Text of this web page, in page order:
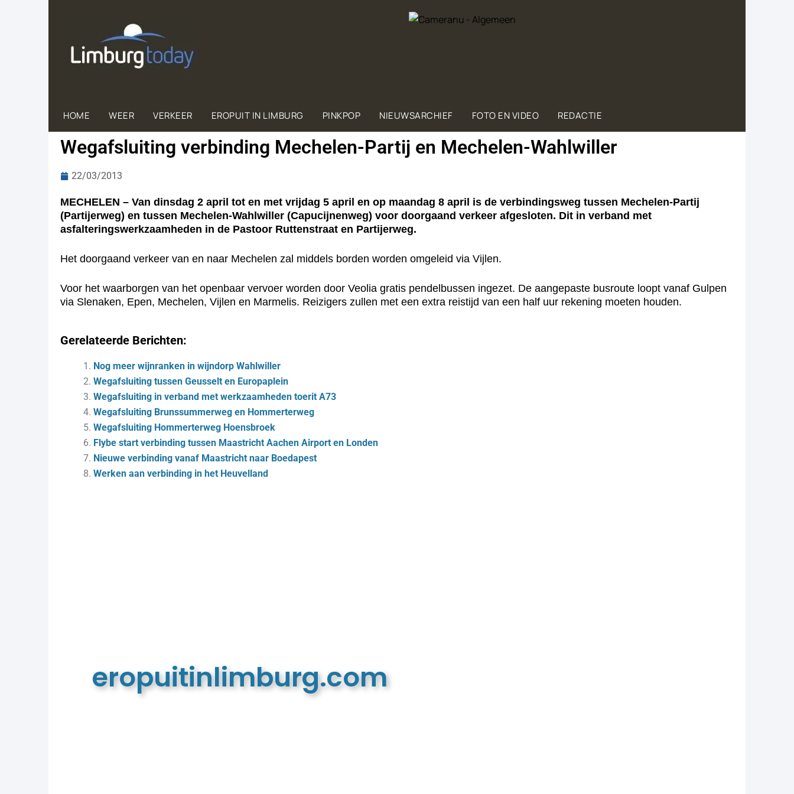
HOME WEER VERKEER EROPUIT IN LIMBURG PINKPOP NIEUWSARCHIEF FOTO EN VIDEO REDACTIE
Wegafsluiting verbinding Mechelen-Partij en Mechelen-Wahlwiller
22/03/2013
MECHELEN – Van dinsdag 2 april tot en met vrijdag 5 april en op maandag 8 april is de verbindingsweg tussen Mechelen-Partij
(Partijerweg) en tussen Mechelen-Wahlwiller (Capucijnenweg) voor doorgaand verkeer afgesloten. Dit in verband met
asfalteringswerkzaamheden in de Pastoor Ruttenstraat en Partijerweg.
Het doorgaand verkeer van en naar Mechelen zal middels borden worden omgeleid via Vijlen.
Voor het waarborgen van het openbaar vervoer worden door Veolia gratis pendelbussen ingezet. De aangepaste busroute loopt vanaf Gulpen
via Slenaken, Epen, Mechelen, Vijlen en Marmelis. Reizigers zullen met een extra reistijd van een half uur rekening moeten houden.
Gerelateerde Berichten:
Nog meer wijnranken in wijndorp Wahlwiller
Wegafsluiting tussen Geusselt en Europaplein
Wegafsluiting in verband met werkzaamheden toerit A73
Wegafsluiting Brunssummerweg en Hommerterweg
Wegafsluiting Hommerterweg Hoensbroek
Flybe start verbinding tussen Maastricht Aachen Airport en Londen
Nieuwe verbinding vanaf Maastricht naar Boedapest
Werken aan verbinding in het Heuvelland
eropuitinlimburg.com